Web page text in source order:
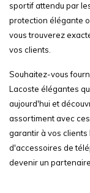
sportif attendu par
protection élégante
vous trouverez
vos clients.
Souhaitez-vous
Lacoste élégantes
aujourd'hui et
assortiment avec
garantir à vos clients
d'accessoires de
devenir un